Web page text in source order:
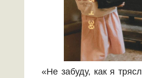
«Не забуду, как я